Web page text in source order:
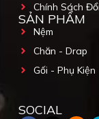
Chính Sách
SẢN PHẨM
Nệm
Chăn - Drap
Gối - Phụ Kiện
SOCIAL